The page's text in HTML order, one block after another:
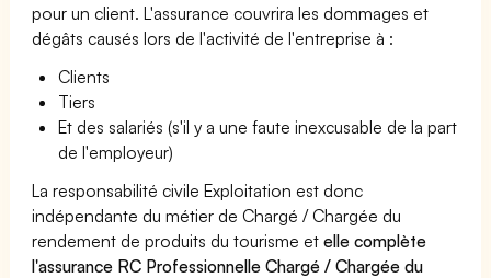
pour un client. L'assurance couvrira les dommages et
dégâts causés lors de l'activité de l'entreprise à :
Clients
Tiers
Et des salariés (s'il y a une faute inexcusable de la part
de l'employeur)
La responsabilité civile Exploitation est donc
indépendante du métier de Chargé / Chargée du
rendement de produits du tourisme etelle complète
l'assurance RC Professionnelle Chargé / Chargée du